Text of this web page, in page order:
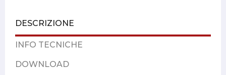
DESCRIZIONE
INFO TECNICHE
DOWNLOAD